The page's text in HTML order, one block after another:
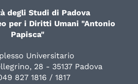
degli Studi di Padova
per i Diritti Umani "Antonio
Papisca"
Universitario
28 - 35137 Padova
827 1816 / 1817